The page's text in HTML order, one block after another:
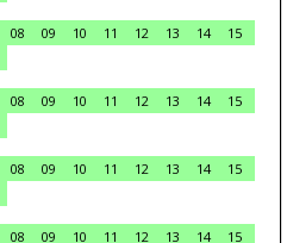
08 09 10 11 12 13 14
15
08 09 10 11 12 13 14
15
08 09 10 11 12 13 14
15
08 09 10 11 12 13 14 15